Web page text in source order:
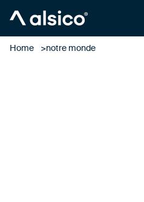
Home notre monde